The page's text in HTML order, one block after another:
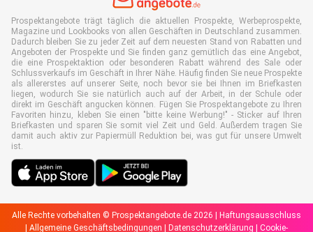
Prospektangebote trägt täglich die aktuellen Prospekte, Werbeprospekte,
Magazine und Lookbooks von allen Geschäften in Deutschland zusammen.
Dadurch bleiben Sie zu jeder Zeit auf dem neuesten Stand von Rabatten und
Angeboten der Prospekte und Sie finden ganz gemütlich das eine Angebot,
die eine Prospektaktion oder besonderen Rabatt während des Sale oder
Schlussverkaufs im Geschäft in Ihrer Nähe. Häufig finden Sie neue Prospekte
als allererstes auf unserer Seite, noch bevor sie bei Ihnen im Briefkasten
liegen, wodurch Sie sie natürlich auch auf der Arbeit, in der Schule oder
direkt im Geschäft angucken können. Fügen Sie Prospektangebote zu Ihren
Favoriten hinzu, kleben Sie einen "bitte keine Werbung!" - Sticker auf Ihren
Briefkasten und sparen Sie somit viel Zeit und Geld. Außerdem tragen Sie
damit auch aktiv zur Papiermüll Reduktion bei, was gut für unsere Umwelt
ist.
Alle Rechte vorbehalten © Prospektangebote.de 2026 |
Haftungsausschluss
Allgemeine Geschäftsbedingungen Datenschutzerklärung Cookie-